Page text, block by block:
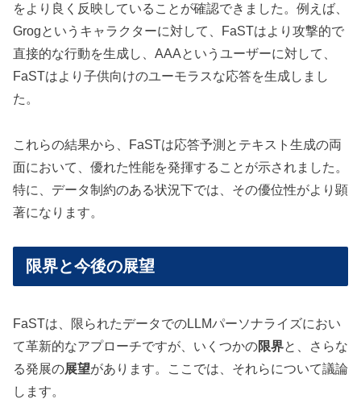
をより良く反映していることが確認できました。例えば、
Grogというキャラクターに対して、FaSTはより攻撃的で
直接的な行動を生成し、AAAというユーザーに対して、
FaSTはより子供向けのユーモラスな応答を生成しまし
た。
これらの結果から、FaSTは応答予測とテキスト生成の両
面において、優れた性能を発揮することが示されました。
特に、データ制約のある状況下では、その優位性がより顕
著になります。
限界と今後の展望
FaSTは、限られたデータでのLLMパーソナライズにおい
て革新的なアプローチですが、いくつかの限界と、さらな
る発展の展望があります。ここでは、それらについて議論
します。